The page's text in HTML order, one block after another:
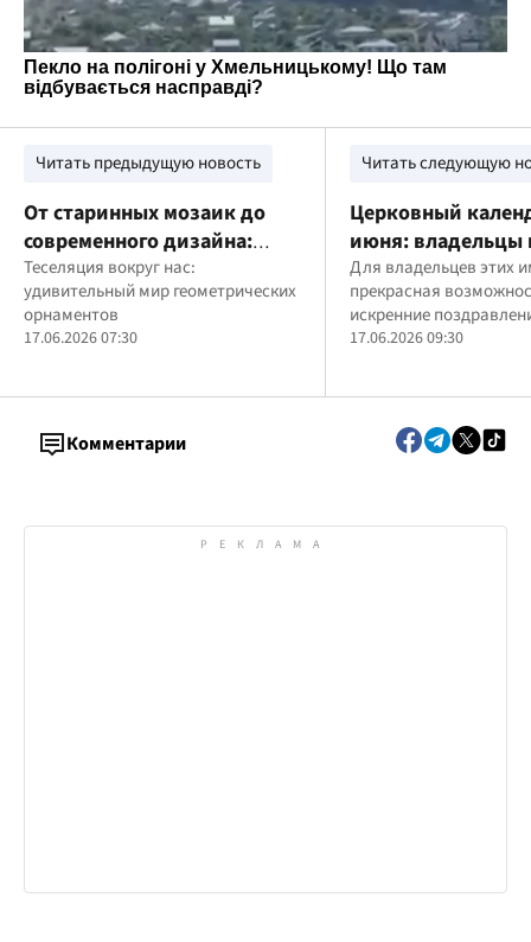
Читать предыдущую новость
От старинных мозаик до
современного дизайна:
история Всемирного дня
теселяции 17 июня
Теселяция вокруг нас:
удивительный мир геометрических
орнаментов
17.06.2026 07:30
Читать следующую
Церковный
июня: владельцы
имен празднуют
Для владельцев этих
прекрасная
искренние
пожелания от родных
17.06.2026 09:30
Комментарии